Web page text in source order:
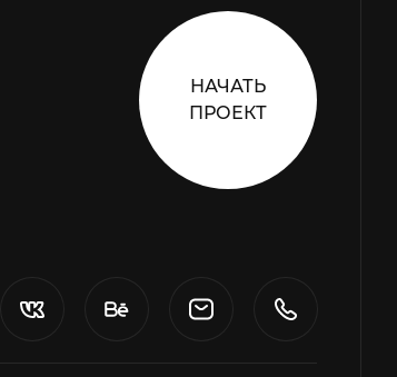
НАЧАТЬ
ПРОЕКТ
ВКонтактеBehance Почта Телефон